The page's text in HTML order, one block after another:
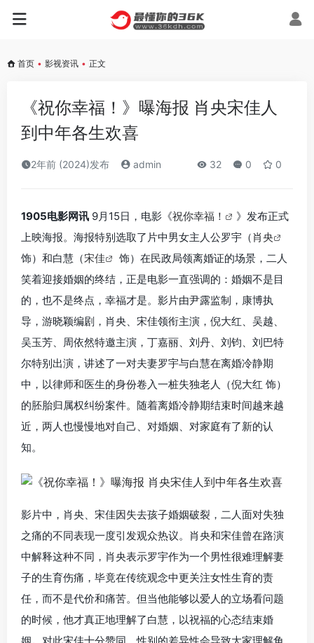
首页 • 影视资讯 • 正文
《祝你幸福！》曝海报 肖央宋佳人
到中年各生欢喜
2年前 (2024)发布 admin 32 0 0
1905电影网讯 9月15日，电影《祝你幸福！
》发布正式
上映海报。海报特别选取了片中男女主人公罗宇（肖央
饰）和白慧（宋佳
饰）在民政局领离婚证的场景，二人
笑着迎接婚姻的终结，正是电影一直强调的：婚姻不是目
的，也不是终点，幸福才是。影片由尹露监制，康博执
导，游晓颖编剧，肖央、宋佳领衔主演，倪大红、吴越、
吴玉芳、周依然特邀主演，丁嘉丽、刘丹、刘钧、刘巴特
尔特别出演，讲述了一对夫妻罗宇与白慧在离婚冷静期
中，以律师和医生的身份卷入一桩失独老人（倪大红 饰）
的胚胎归属权纠纷案件。随着离婚冷静期结束时间越来越
近，两人也慢慢地对自己、对婚姻、对家庭有了新的认
知。
影片中，肖央、宋佳因失去孩子婚姻破裂，二人面对失独
之痛的不同表现一度引发观众热议。肖央和宋佳曾在路演
中解释这种不同，肖央表示罗宇作为一个男性很难理解妻
子的生育伤痛，毕竟在传统观念中更关注女性生育的责
任，而不是代价和痛苦。但当他能够以爱人的立场看问题
的时候，他才真正地理解了白慧，以祝福的心态结束婚
姻。对此宋佳十分赞同，性别的差异性会导致大家理解角